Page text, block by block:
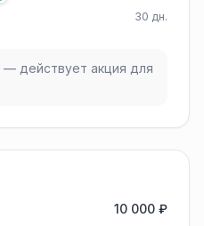
30 дн.
— действует акция для
10 000 ₽